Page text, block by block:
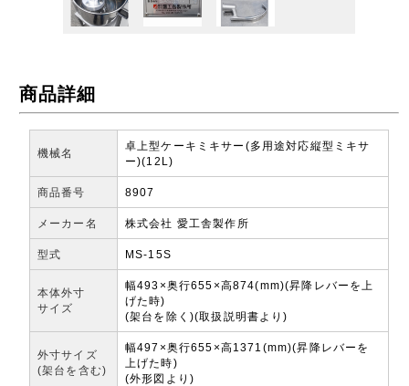
商品詳細
機械名
卓上型ケーキミキサー(多用途対応縦型ミキサ
ー)(12L)
商品番号 8907
メーカー名 株式会社 愛工舎製作所
型式 MS-15S
本体外寸
サイズ
幅493×奥行655×高874(mm)(昇降レバーを上
げた時)
(架台を除く)(取扱説明書より)
外寸サイズ
(架台を含む)
幅497×奥行655×高1371(mm)(昇降レバーを
上げた時)
(外形図より)